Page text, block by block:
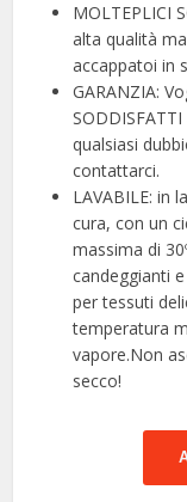
MOLTEPLICI
alta qualità
accappatoi in
GARANZIA:
qualsiasi
contattarci.
LAVABILE: in
cura, con un
massima di
candeggianti
per tessuti
temperatura
vapore.Non
secco!